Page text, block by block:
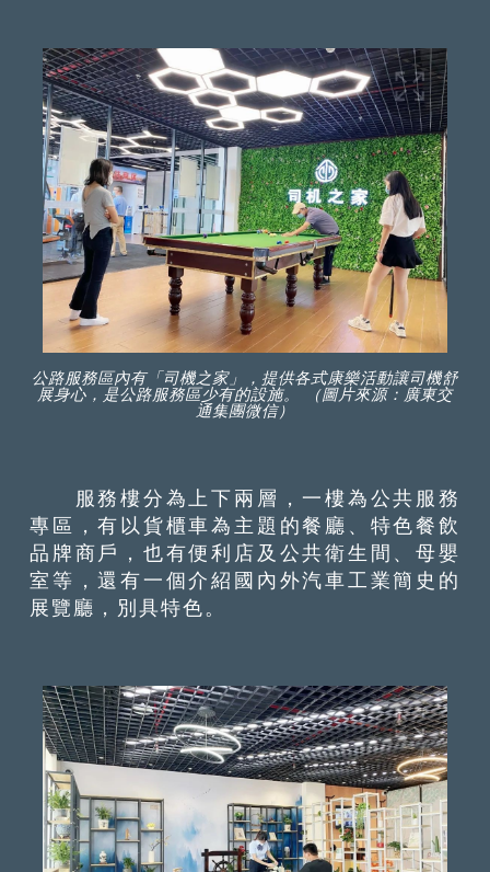
公路服務區內有「司機之家」，提供各式康樂活動讓司機舒
展身心，是公路服務區少有的設施。 （圖片來源：廣東交
通集團微信）
服務樓分為上下兩層，一樓為公共服務
專區，有以貨櫃車為主題的餐廳、特色餐飲
品牌商戶，也有便利店及公共衛生間、母嬰
室等，還有一個介紹國內外汽車工業簡史的
展覽廳，別具特色。